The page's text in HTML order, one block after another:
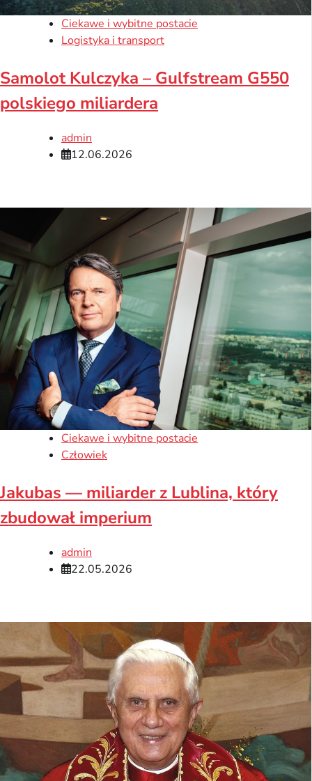
Ciekawe i wybitne postacie
Logistyka i transport
Samolot Kulczyka – Gulfstream G550
polskiego miliardera
admin
12.06.2026
Ciekawe i wybitne postacie
Człowiek
Jakubas — miliarder z Lublina, który
zbudował imperium
admin
22.05.2026